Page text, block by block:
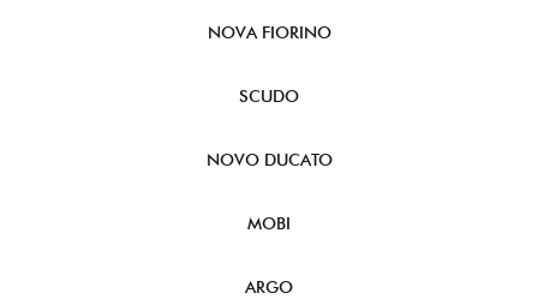
NOVA FIORINO
SCUDO
NOVO DUCATO
MOBI
ARGO